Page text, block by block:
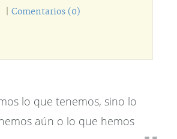
Comentarios (0)
lo que tenemos, sino lo
aún o lo que hemos